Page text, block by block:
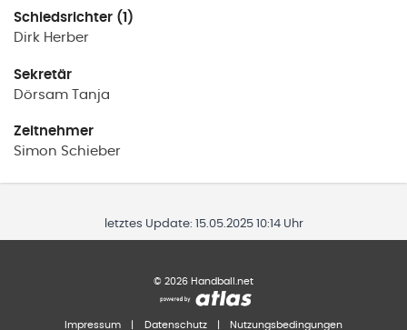
Schiedsrichter (1)
Dirk Herber
Sekretär
Dörsam Tanja
Zeitnehmer
Simon Schieber
letztes Update: 15.05.2025 10:14 Uhr
© 2026 Handball.net
Impressum Datenschutz Nutzungsbedingungen